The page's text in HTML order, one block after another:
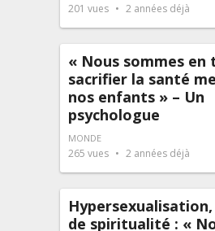
201 vues 2 années déjà
« Nous sommes en
sacrifier la santé
nos enfants » – Un
psychologue
MONDE
265 vues 2 années déjà
Hypersexualisation,
de spiritualité : «